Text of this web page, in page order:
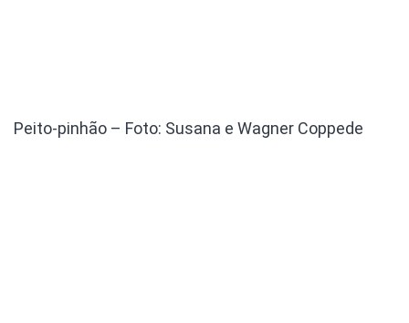
Peito-pinhão – Foto: Susana e Wagner Coppede